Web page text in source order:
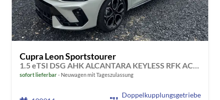
Cupra Leon Sportstourer
sofort lieferbar Neuwagen mit Tageszulassung
Doppelkupplungsgetriebe